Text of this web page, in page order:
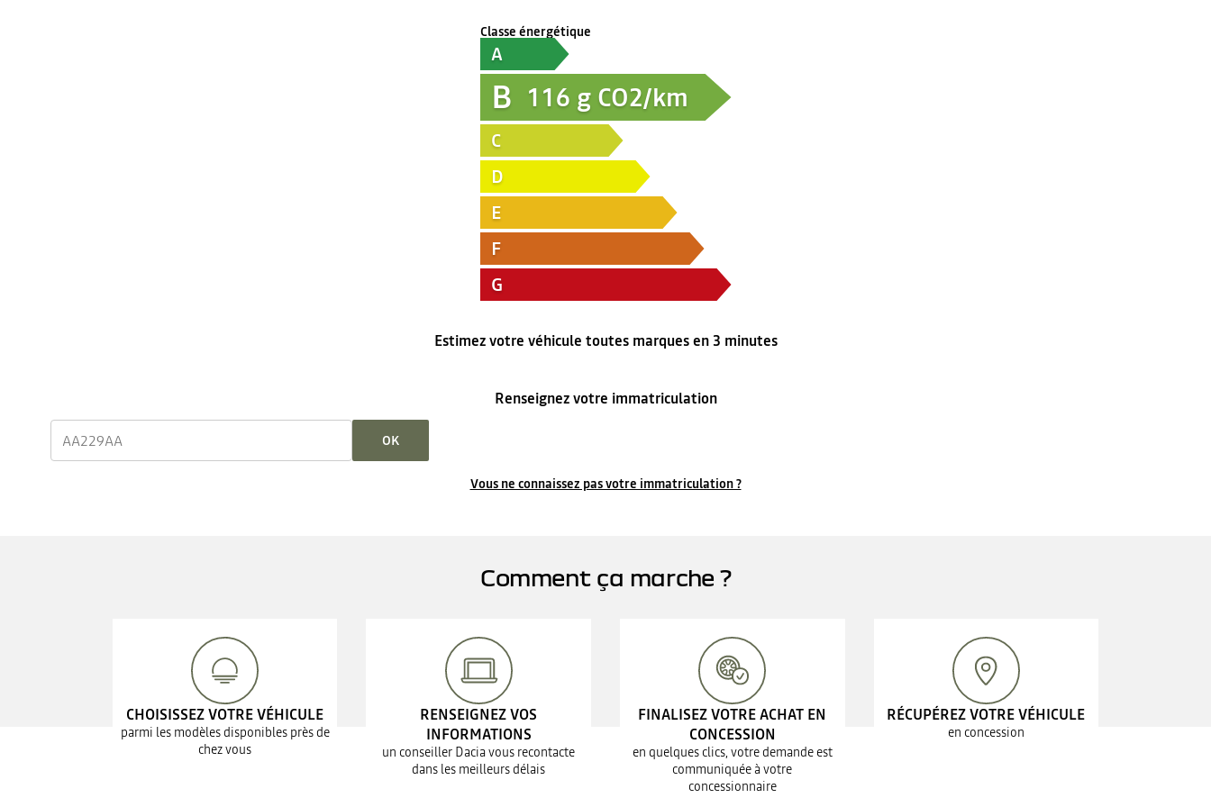
Classe énergétique
A
B 116 g CO2/km
C
D
E
F
G
Estimez votre véhicule toutes marques en 3 minutes
Renseignez votre immatriculation
OK
Vous ne connaissez pas votre immatriculation ?
Comment ça marche ?
CHOISISSEZ VOTRE VÉHICULE
parmi les modèles disponibles près de
chez vous
RENSEIGNEZ VOS
INFORMATIONS
un conseiller Dacia vous recontacte
dans les meilleurs délais
FINALISEZ VOTRE ACHAT EN
CONCESSION
en quelques clics, votre demande est
communiquée à votre
concessionnaire
RÉCUPÉREZ VOTRE VÉHICULE
en concession